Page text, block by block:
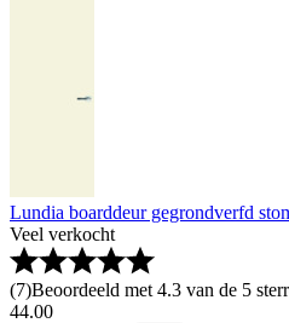
Lundia boarddeur gegrondverfd
Veel verkocht
(7)Beoordeeld met 4.3 van de 5
44.00